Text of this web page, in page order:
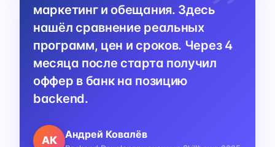
маркетинг и обещания. Здесь
нашёл сравнение реальных
программ, цен и сроков. Через 4
месяца после старта получил
оффер в банк на позицию
backend.
АК Андрей Ковалёв